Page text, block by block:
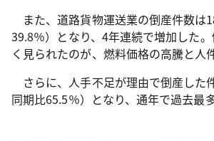
また、道路貨物運送業の倒産件数は
39.8％）となり、4年連続で増加した
く見られたのが、燃料価格の高騰と人
さらに、人手不足が理由で倒産した
同期比65.5％）となり、通年で過去最